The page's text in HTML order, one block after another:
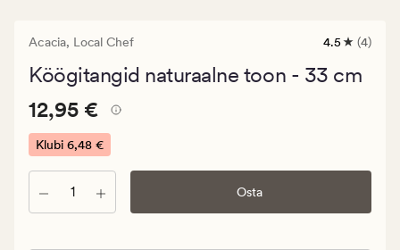
Acacia, Local Chef
4
keskmise
4.5 (4)
Köögitangid naturaalne toon - 33 cm
Pris_ee
12,95
€.
Klubi
6,48
€
Pris_ee 12,95 €
12,95 €
Klubi 6,48 €
Kogus Osta